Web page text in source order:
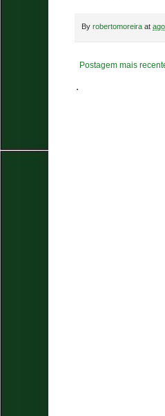
By robertomoreira at
Postagem mais
.